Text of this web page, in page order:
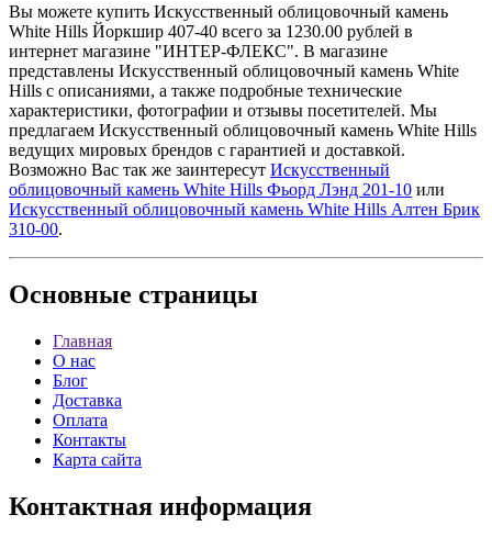
Вы можете купить Искусственный облицовочный камень
White Hills Йоркшир 407-40 всего за 1230.00 рублей в
интернет магазине "ИНТЕР-ФЛЕКС". В магазине
представлены Искусственный облицовочный камень White
Hills с описаниями, а также подробные технические
характеристики, фотографии и отзывы посетителей. Мы
предлагаем Искусственный облицовочный камень White Hills
ведущих мировых брендов с гарантией и доставкой.
Возможно Вас так же заинтересут Искусственный
облицовочный камень White Hills Фьорд Лэнд 201-10 или
Искусственный облицовочный камень White Hills Алтен Брик
310-00.
Основные страницы
Главная
О нас
Блог
Доставка
Оплата
Контакты
Карта сайта
Контактная информация